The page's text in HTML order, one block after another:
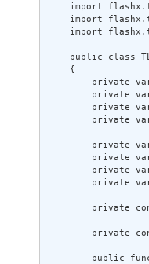
import
import
import
public class
    {
private
private
private
private
private
private
private
private
private
private
public